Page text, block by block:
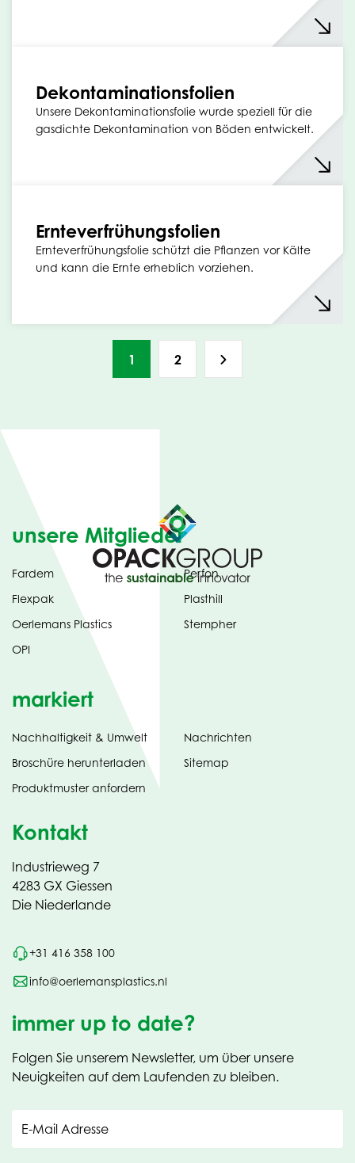
Dekontaminationsfolien
Unsere Dekontaminationsfolie wurde speziell für die
gasdichte Dekontamination von Böden entwickelt.
Ernteverfrühungsfolien
Ernteverfrühungsfolie schützt die Pflanzen vor Kälte
und kann die Ernte erheblich vorziehen.
1 2
unsere Mitglieder
Fardem
Flexpak
Oerlemans Plastics
OPI
Perfon
Plasthill
Stempher
markiert
Nachhaltigkeit & Umwelt
Broschüre herunterladen(opens
in
new
Produktmuster anfordern
Nachrichten
Sitemap
Kontakt
Industrieweg 7
4283 GX Giessen
Die Niederlande
+31 416 358 100
info@oerlemansplastics.nl
immer up to date?
Folgen Sie unserem Newsletter, um über unsere
Neuigkeiten auf dem Laufenden zu bleiben.
E-Mail Adresse